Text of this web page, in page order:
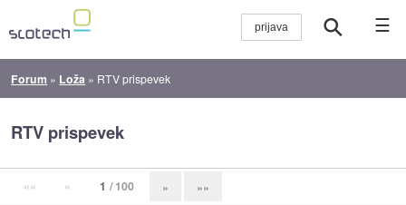
☰
Forum » Loža » RTV prispevek
RTV prispevek
«« « 1 / 100 » »»